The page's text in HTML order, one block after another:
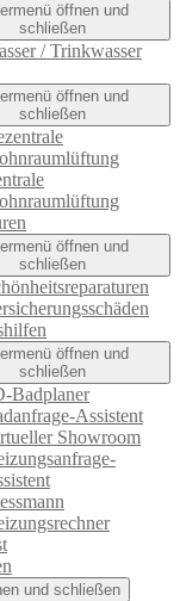
öffnen und
schließen
/ Trinkwasser
öffnen und
schließen
öffnen und
schließen
öffnen und
schließen
Badplaner
Assistent
Showroom
und schließen